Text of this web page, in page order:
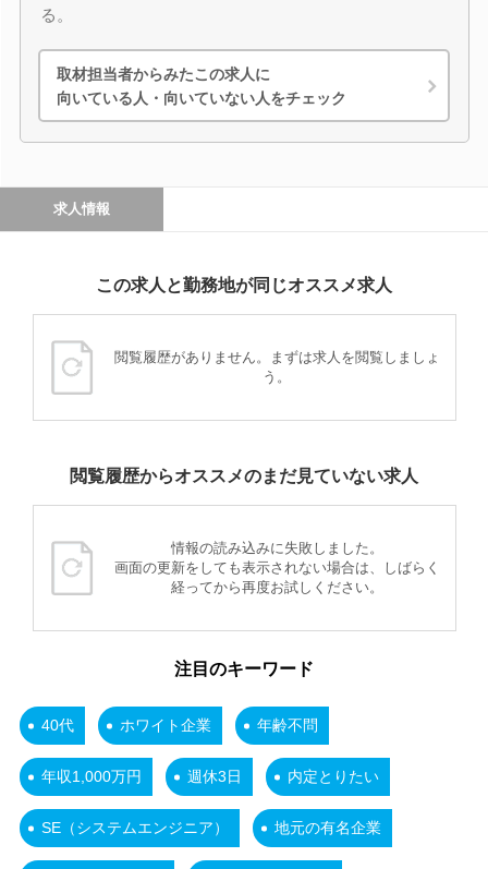
る。
取材担当者からみたこの求人に
向いている人・向いていない人をチェック
求人情報
この求人と勤務地が同じオススメ求人
閲覧履歴がありません。まずは求人を閲覧しましょ
う。
閲覧履歴からオススメのまだ見ていない求人
情報の読み込みに失敗しました。
画面の更新をしても表示されない場合は、しばらく
経ってから再度お試しください。
注目のキーワード
40代 ホワイト企業 年齢不問
年収1,000万円 週休3日 内定とりたい
SE（システムエンジニア） 地元の有名企業